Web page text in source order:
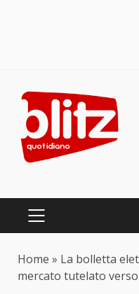
content
PRIMARY
Home » La bolletta
mercato tutelato